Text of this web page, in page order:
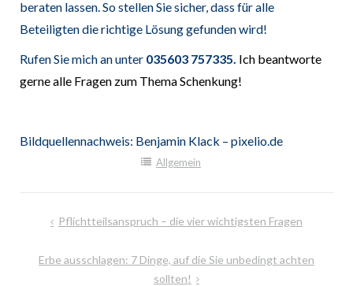
beraten lassen. So stellen Sie sicher, dass für alle
Beteiligten die richtige Lösung gefunden wird!
Rufen Sie mich an unter 035603 757335. Ich beantworte
gerne alle Fragen zum Thema Schenkung!
Bildquellennachweis: Benjamin Klack – pixelio.de
Allgemein
Beitragsnavigation
Pflichtteilsanspruch – die vier wichtigsten Fragen
Erbe ausschlagen: 7 Dinge, auf die Sie unbedingt achten
sollten!